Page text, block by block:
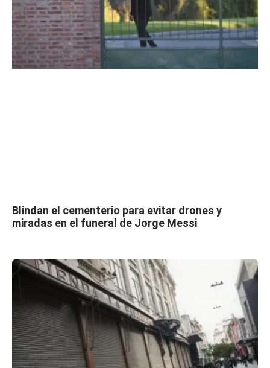
Blindan el cementerio para evitar drones y
miradas en el funeral de Jorge Messi